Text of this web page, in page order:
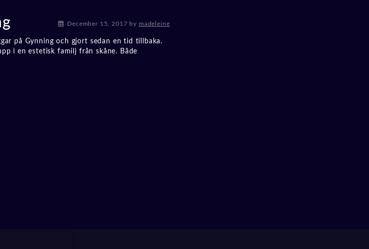
December 15, 2017 by madeleine
på Gynning och gjort sedan en tid tillbaka.
i en estetisk familj från skåne. Både